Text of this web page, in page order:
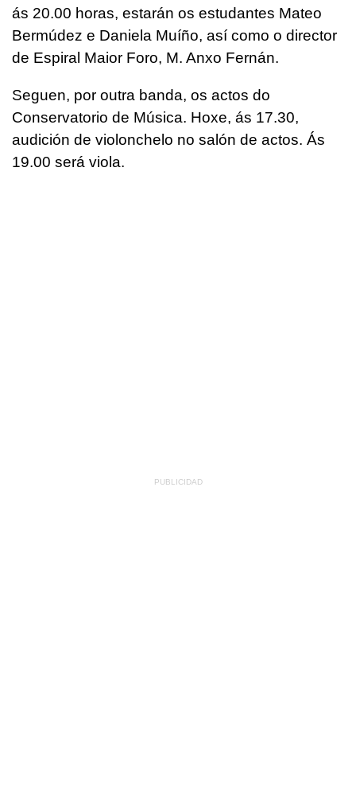
ás 20.00 horas, estarán os estudantes Mateo
Bermúdez e Daniela Muíño, así como o director
de Espiral Maior Foro, M. Anxo Fernán.
Seguen, por outra banda, os actos do
Conservatorio de Música. Hoxe, ás 17.30,
audición de violonchelo no salón de actos. Ás
19.00 será viola.